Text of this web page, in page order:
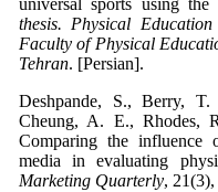
universal sports using the
thesis. Physical
Faculty of Physical
Tehran. [Persian].
Deshpande, S., Berry,
Cheung, A. E., Rhodes,
Comparing the influence
media in evaluating
Marketing Quarterly,